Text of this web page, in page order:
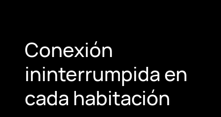
Conexión
ininterrumpida en
cada habitación